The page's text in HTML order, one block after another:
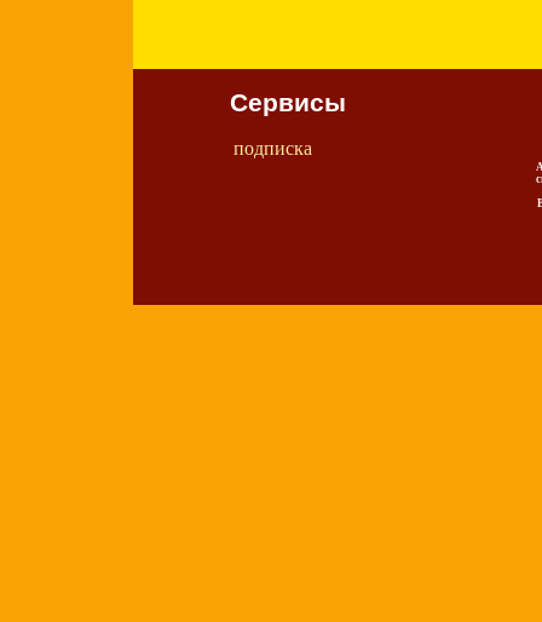
Сервисы
подписка